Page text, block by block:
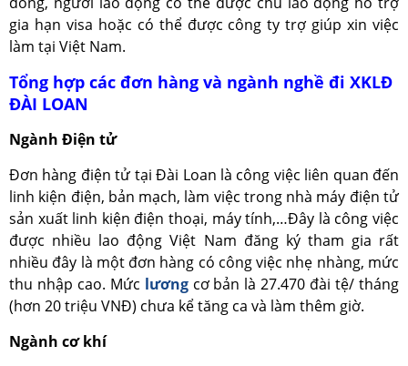
gia hạn visa hoặc có thể được công ty trợ giúp xin việc
làm tại Việt Nam.
Tổng hợp các đơn hàng và ngành nghề đi XKLĐ
ĐÀI LOAN
Ngành Điện tử
Đơn hàng điện tử tại Đài Loan là công việc liên quan đến
linh kiện điện, bản mạch, làm việc trong nhà máy điện tử
sản xuất linh kiện điện thoại, máy tính,…Đây là công việc
được nhiều lao động Việt Nam đăng ký tham gia rất
nhiều đây là một đơn hàng có công việc nhẹ nhàng, mức
thu nhập cao. Mức lương cơ bản là 27.470 đài tệ/ tháng
(hơn 20 triệu VNĐ) chưa kể tăng ca và làm thêm giờ.
Ngành cơ khí